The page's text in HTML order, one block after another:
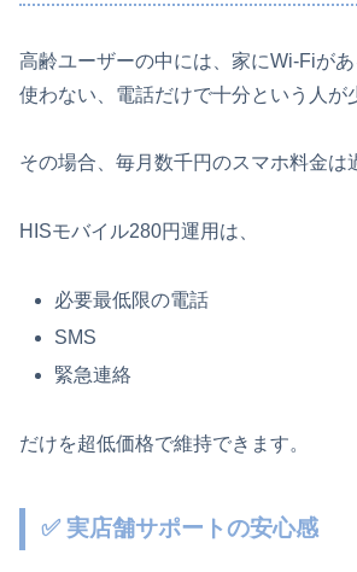
高齢ユーザーの中には、家にWi-Fiが
使わない、電話だけで十分という人が
その場合、毎月数千円のスマホ料金は
HISモバイル280円運用は、
必要最低限の電話
SMS
緊急連絡
だけを超低価格で維持できます。
✅ 実店舗サポートの安心感